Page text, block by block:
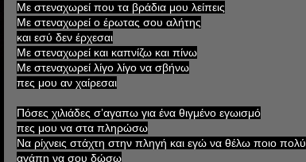
Με στεναχωρεί που τα βράδια μου λείπεις
Με στεναχωρεί ο έρωτας σου αλήτης
και εσύ δεν έρχεσαι
Με στεναχωρεί και καπνίζω και πίνω
Με στεναχωρεί λίγο λίγο να σβήνω
πες μου αν χαίρεσαι
Πόσες χιλιάδες σ’αγαπω για ένα θιγμένο εγωισμό
πες μου να στα πληρώσω
Να ρίχνεις στάχτη στην πληγή και εγώ να θέλω ποιο πολύ
αγάπη να σου δώσω